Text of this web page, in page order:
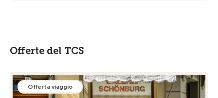
Offerte del TCS
Offerta viaggio